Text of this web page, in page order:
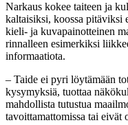
Narkaus kokee taiteen ja
kaltaisiksi, koossa pitäviksi
kieli- ja kuvapainotteinen
rinnalleen esimerkiksi
informaatiota.
– Taide ei pyri löytämään
kysymyksiä, tuottaa
mahdollista tutustua
tavoittamattomissa tai eivät